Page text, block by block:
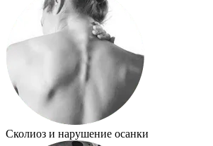
Сколиоз и нарушение осанки